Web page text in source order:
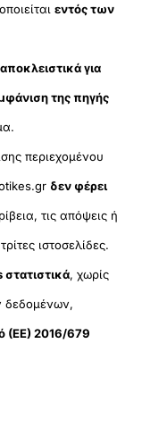
εντός των
αποκλειστικά για
της πηγής
περιεχομένου
δεν φέρει
τις απόψεις ή
ιστοσελίδες.
, χωρίς
δεδομένων,
(ΕΕ) 2016/679